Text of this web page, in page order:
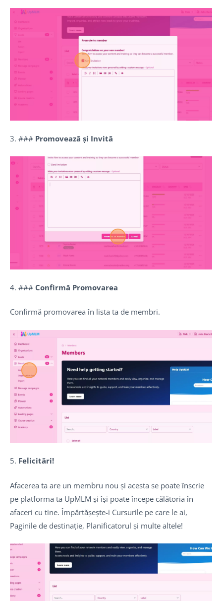
3. ### Promovează și Invită
4. ### Confirmă Promovarea
Confirmă promovarea în lista ta de membri.
5. Felicitări!
Afacerea ta are un membru nou și acesta se poate înscrie
pe platforma ta UpMLM și își poate începe călătoria în
afaceri cu tine. Împărtășește-i Cursurile pe care le ai,
Paginile de destinație, Planificatorul și multe altele!